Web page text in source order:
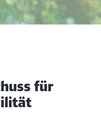
für